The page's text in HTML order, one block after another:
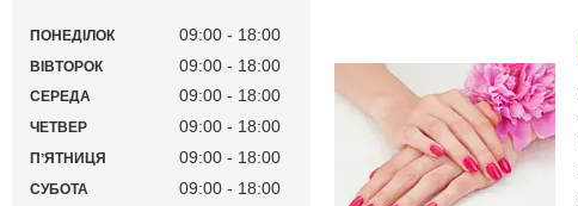
ПОНЕДІЛОК 09:00 18:00
ВІВТОРОК 09:00 18:00
СЕРЕДА 09:00 18:00
ЧЕТВЕР 09:00 18:00
ПʼЯТНИЦЯ 09:00 18:00
СУБОТА 09:00 18:00